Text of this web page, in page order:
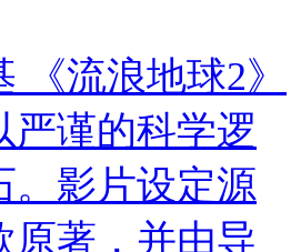
《流浪地球2》
严谨的科学逻
。影片设定源
原著，并由导